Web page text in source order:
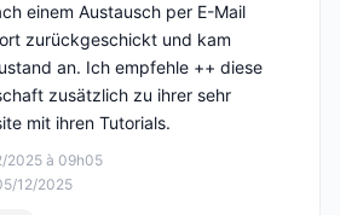
2025 à 09h05
12/2025
einem Austausch per E-Mail
zurückgeschickt und kam
an. Ich empfehle ++ diese
zusätzlich zu ihrer sehr
mit ihren Tutorials.